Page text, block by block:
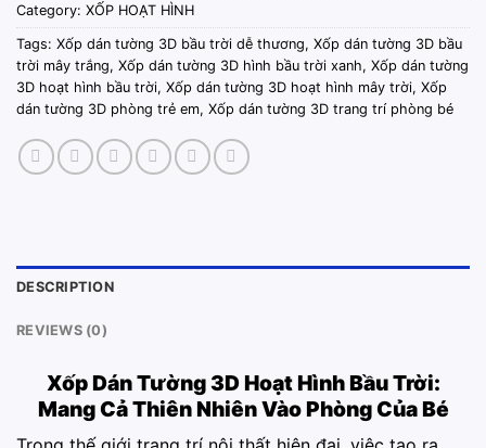
Category: XỐP HOẠT HÌNH
Tags: Xốp dán tường 3D bầu trời dễ thương, Xốp dán tường 3D bầu
trời mây trắng, Xốp dán tường 3D hình bầu trời xanh, Xốp dán tường
3D hoạt hình bầu trời, Xốp dán tường 3D hoạt hình mây trời, Xốp
dán tường 3D phòng trẻ em, Xốp dán tường 3D trang trí phòng bé
DESCRIPTION
REVIEWS (0)
Xốp Dán Tường 3D Hoạt Hình Bầu Trời:
Mang Cả Thiên Nhiên Vào Phòng Của Bé